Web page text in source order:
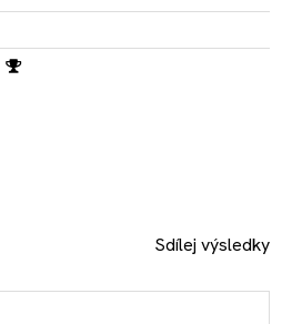
Sdílej výsledky